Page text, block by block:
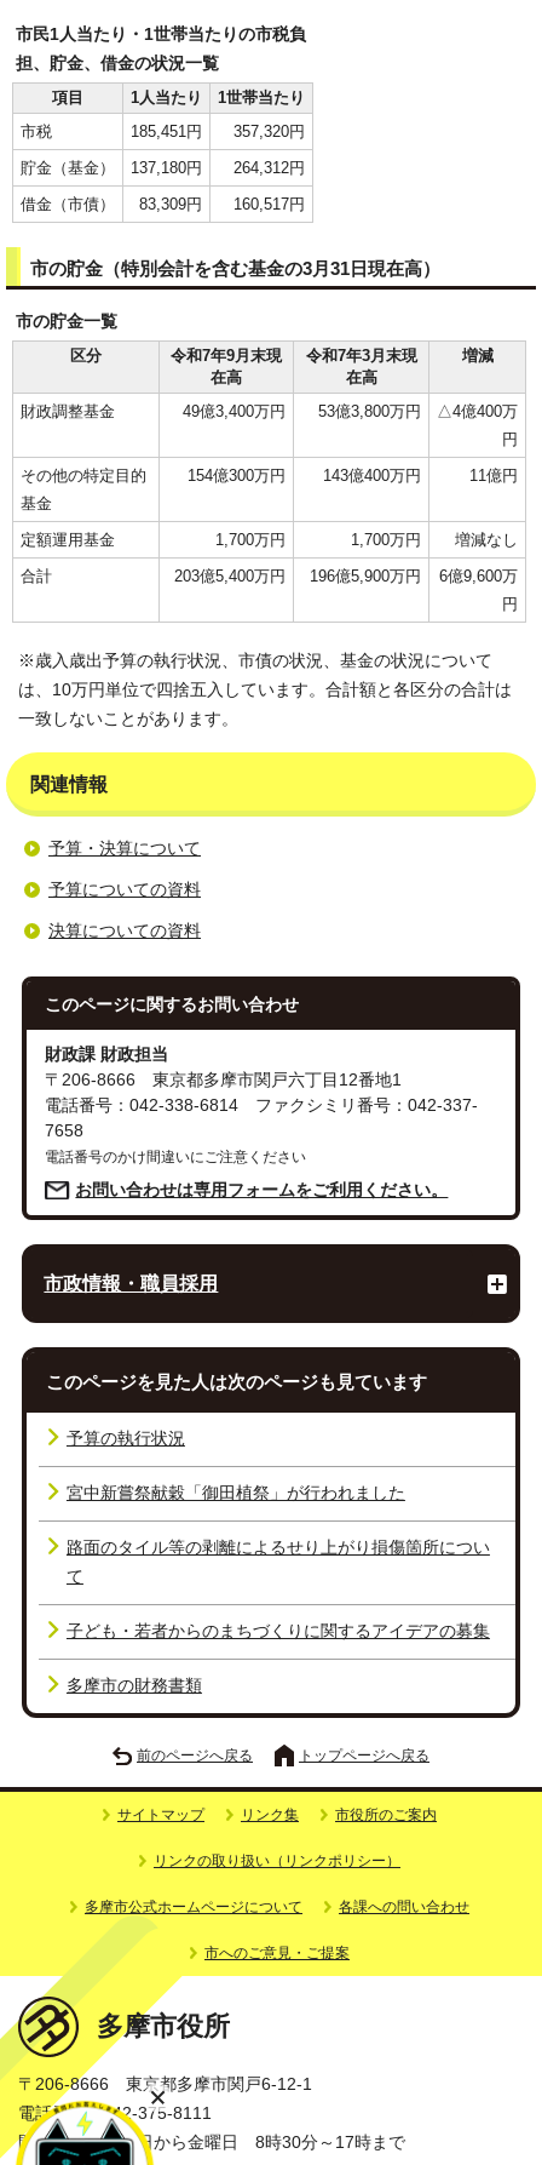
市民1人当たり・1世帯当たりの市税負
担、貯金、借金の状況一覧
項目
1人当たり
1世帯当たり
市税
185,451円
357,320円
貯金（基金）
137,180円
264,312円
借金（市債）
83,309円 160,517円
市の貯金（特別会計を含む基金の3月31日現在高）
市の貯金一覧
区分
令和7年9月末現
在高
令和7年3月末現
在高
増減
財政調整基金 49億3,400万円 53億3,800万円
△4億400万
円
その他の特定目的
基金
154億300万円 143億400万円 11億円
定額運用基金 1,700万円 1,700万円
増減なし
合計
203億5,400万円 196億5,900万円
6億9,600万
円
※歳入歳出予算の執行状況、市債の状況、基金の状況について
は、10万円単位で四捨五入しています。合計額と各区分の合計は
一致しないことがあります。
関連情報
予算・決算について
予算についての資料
決算についての資料
このページに関するお問い合わせ
財政課 財政担当
〒206-8666 東京都多摩市関戸六丁目12番地1
電話番号：042-338-6814 ファクシミリ番号：042-337-
7658
電話番号のかけ間違いにご注意ください
お問い合わせは専用フォームをご利用ください。
市政情報・職員採用
このページを見た人は次のページも見ています
予算の執行状況
宮中新嘗祭献穀「御田植祭」が行われました
路面のタイル等の剥離によるせり上がり損傷箇所につい
て
子ども・若者からのまちづくりに関するアイデアの募集
多摩市の財務書類
前のページへ戻る トップページへ戻る
サイトマップ リンク集 市役所のご案内
リンクの取り扱い（リンクポリシー）
多摩市公式ホームページについて 各課への問い合わせ
市へのご意見・ご提案
多摩市役所
〒206-8666 東京都多摩市関戸6-12-1
電話番号：042-375-8111
開庁時間：月曜日から金曜日 8時30分～17時まで